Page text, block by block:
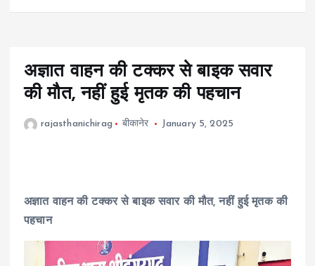
अज्ञात वाहन की टक्कर से बाइक सवार
की मौत, नहीं हुई मृतक की पहचान
rajasthanichirag बीकानेर January 5, 2025
अज्ञात वाहन की टक्कर से बाइक सवार की मौत, नहीं हुई मृतक की
पहचान